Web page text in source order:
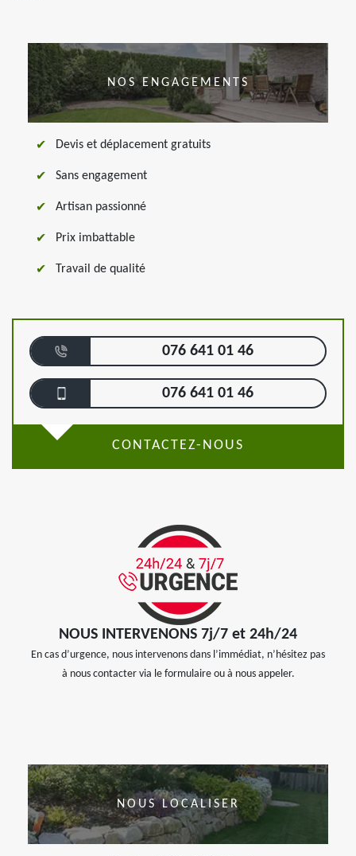
NOS ENGAGEMENTS
Devis et déplacement gratuits
Sans engagement
Artisan passionné
Prix imbattable
Travail de qualité
076 641 01 46
076 641 01 46
CONTACTEZ-NOUS
NOUS INTERVENONS 7j/7 et 24h/24
En cas d’urgence, nous intervenons dans l’immédiat, n’hésitez pas
à nous contacter via le formulaire ou à nous appeler.
NOUS LOCALISER